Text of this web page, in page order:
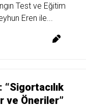
Test ve Eğitim
Eren ile...
ve Öneriler”